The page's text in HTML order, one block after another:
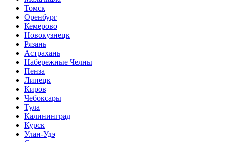
Томск
Оренбург
Кемерово
Новокузнецк
Рязань
Астрахань
Набережные Челны
Пенза
Липецк
Киров
Чебоксары
Тула
Калининград
Курск
Улан-Удэ